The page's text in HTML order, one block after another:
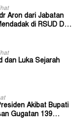
Aron dari Jabatan
di RSUD Dok
dan Luka Sejarah
Akibat Bupati
Gugatan 139